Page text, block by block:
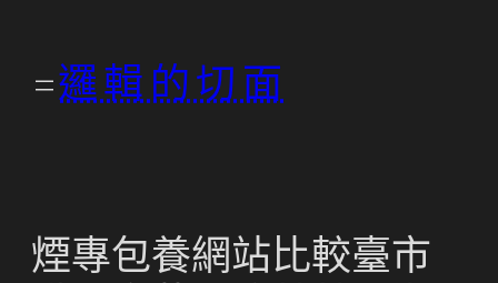
邏輯的切面
煙專包養網站比較臺市